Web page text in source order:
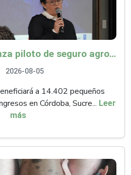
Minagricultura lanza piloto de seguro agropecuario por $9.625 millones para proteger a más de 14.000 pequeños productores contra riesgos del Fenómeno de El Niño
2026-08-05
a 14.402 pequeños
en Córdoba, Sucre... Leer
más